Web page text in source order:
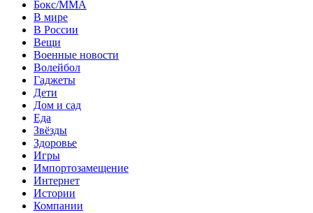
Бокс/MMA
В мире
В России
Вещи
Военные новости
Волейбол
Гаджеты
Дети
Дом и сад
Еда
Звёзды
Здоровье
Игры
Импортозамещение
Интернет
Истории
Компании